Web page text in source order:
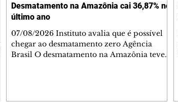
Desmatamento na Amazônia cai 36,87% no
último ano
07/08/2026 Instituto avalia que é possível
chegar ao desmatamento zero Agência
Brasil O desmatamento na Amazônia teve